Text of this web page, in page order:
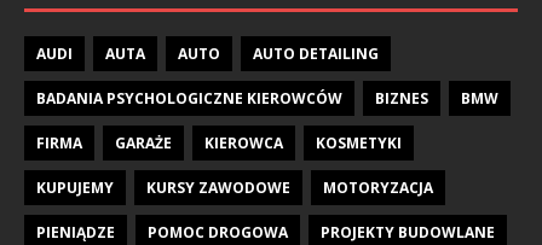
AUDI AUTA AUTO AUTO DETAILING
BADANIA PSYCHOLOGICZNE KIEROWCÓW BIZNES BMW
FIRMA GARAŻE KIEROWCA KOSMETYKI
KUPUJEMY KURSY ZAWODOWE MOTORYZACJA
PIENIĄDZE POMOC DROGOWA PROJEKTY BUDOWLANE